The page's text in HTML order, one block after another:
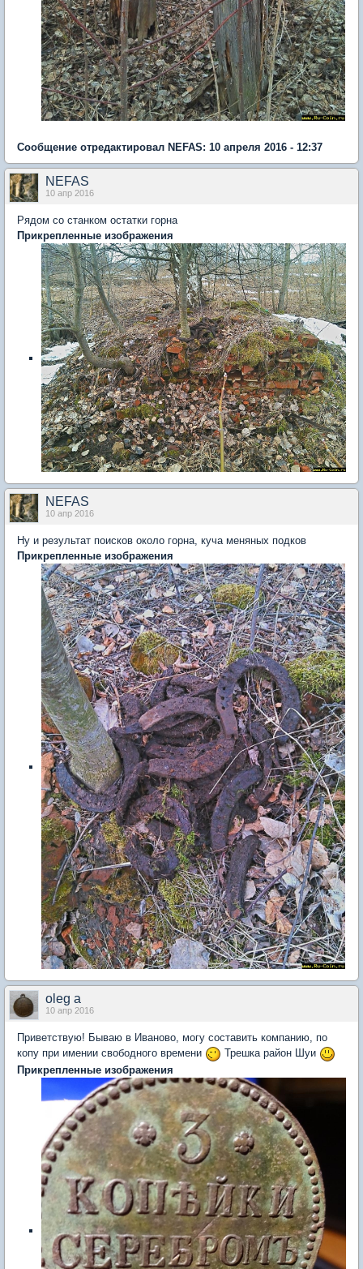
Сообщение отредактировал NEFAS: 10 апреля 2016 - 12:37
NEFAS
10 апр 2016
Рядом со станком остатки горна
Прикрепленные изображения
NEFAS
10 апр 2016
Ну и результат поисков около горна, куча меняных подков
Прикрепленные изображения
oleg a
10 апр 2016
Приветствую! Бываю в Иваново, могу составить компанию, по
копу при имении свободного времени
Трешка район Шуи
Прикрепленные изображения